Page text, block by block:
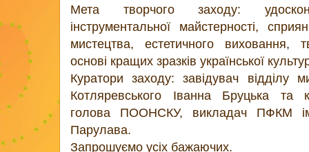
Мета творчого заходу:
інструментальної майстерності,
мистецтва, естетичного виховання,
основі кращих зразків української
Куратори заходу: завідувач
Котляревського Іванна Бруцька та
голова ПООНСКУ, викладач ПФКМ
Парулава.
Запрошуємо усіх бажаючих.